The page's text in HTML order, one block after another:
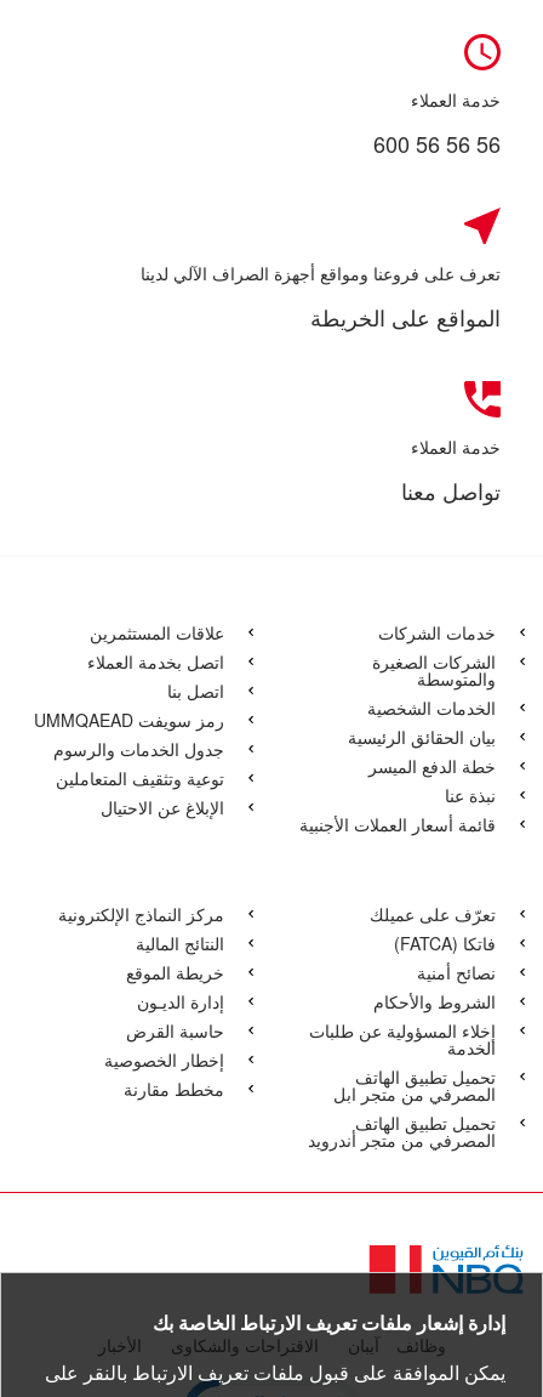
إدارة إشعار ملفات تعريف الارتباط الخاصة بك
يمكن الموافقة على قبول ملفات تعريف الارتباط بالنقر على
خدمة العملاء
600 56 56 56
تعرف على فروعنا ومواقع أجهزة الصراف الآلي لدينا
المواقع على الخريطة
خدمة العملاء
تواصل معنا
خدمات الشركات
الشركات الصغيرة
والمتوسطة
الخدمات الشخصية
بيان الحقائق الرئيسية
خطة الدفع الميسر
نبذة عنا
قائمة أسعار العملات الأجنبية
علاقات المستثمرين
اتصل بخدمة العملاء
اتصل بنا
رمز سويفت UMMQAEAD
جدول الخدمات والرسوم
توعية وتثقيف المتعاملين
الإبلاغ عن الاحتيال
تعرّف على عميلك
فاتكا‏‏ (FATCA)
نصائح أمنية
الشروط والأحكام
إخلاء المسؤولية عن طلبات
الخدمة
تحميل تطبيق الهاتف
المصرفي من متجر ابل
تحميل تطبيق الهاتف
المصرفي من متجر أندرويد
مركز النماذج الإلكترونية
النتائج المالية
خريطة الموقع
إدارة الديـون
حاسبة القرض
إخطار الخصوصية
مخطط مقارنة
الصفحة
الرئيسية
وظائف آيبان الاقتراحات والشكاوى الأخبار
certificate verification popup